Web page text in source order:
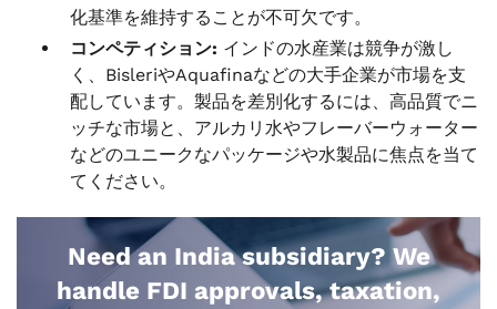
化基準を維持することが不可欠です。
コンペティション: インドの水産業は競争が激し
く、BisleriやAquafinaなどの大手企業が市場を支
配しています。製品を差別化するには、高品質でニ
ッチな市場と、アルカリ水やフレーバーウォーター
などのユニークなパッケージや水製品に焦点を当て
てください。
Need an India subsidiary? We
handle FDI approvals, taxation,